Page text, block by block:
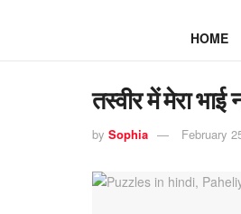
HOME
तस्वीर में मेरा
by Sophia February